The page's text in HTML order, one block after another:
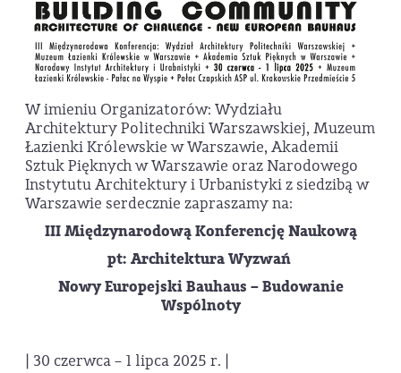
W imieniu Organizatorów: Wydziału
Architektury Politechniki Warszawskiej, Muzeum
Łazienki Królewskie w Warszawie, Akademii
Sztuk Pięknych w Warszawie oraz Narodowego
Instytutu Architektury i Urbanistyki z siedzibą w
Warszawie serdecznie zapraszamy na:
III Międzynarodową Konferencję Naukową
pt: Architektura Wyzwań
Nowy Europejski Bauhaus – Budowanie
Wspólnoty
| 30 czerwca – 1 lipca 2025 r. |